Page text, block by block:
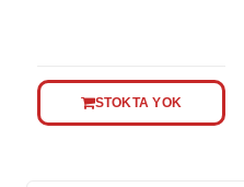
STOKTA YOK